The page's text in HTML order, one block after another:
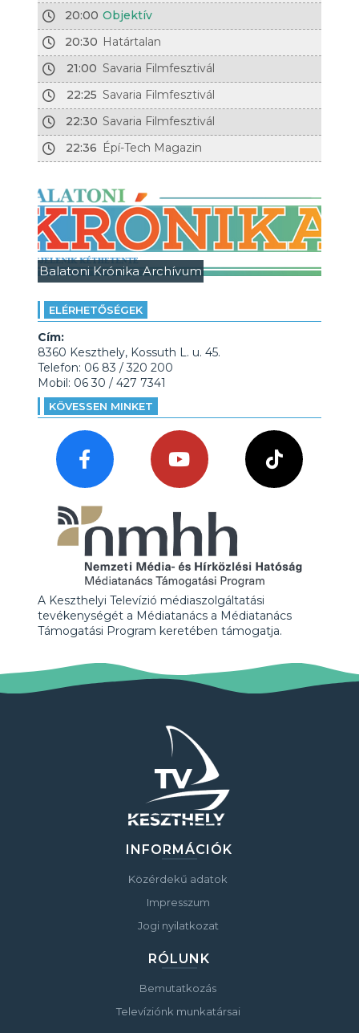
20:00 Objektív
20:30 Határtalan
21:00 Savaria Filmfesztivál
22:25 Savaria Filmfesztivál
22:30 Savaria Filmfesztivál
22:36 Épí-Tech Magazin
Balatoni Krónika Archívum
ELÉRHETŐSÉGEK
Cím:
8360 Keszthely, Kossuth L. u. 45.
Telefon: 06 83 / 320 200
Mobil: 06 30 / 427 7341
KÖVESSEN MINKET
A Keszthelyi Televízió médiaszolgáltatási
tevékenységét a Médiatanács a Médiatanács
Támogatási Program keretében támogatja.
INFORMÁCIÓK
Közérdekű adatok
Impresszum
Jogi nyilatkozat
RÓLUNK
Bemutatkozás
Televíziónk munkatársai